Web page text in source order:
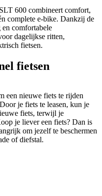
600 combineert comfort,
complete e-bike. Dankzij de
comfortabele
dagelijkse ritten,
fietsen.
fietsen
een nieuwe fiets te rijden
je fiets te leasen, kun je
fiets, terwijl je
je liever een fiets? Dan is
om jezelf te beschermen
of diefstal.